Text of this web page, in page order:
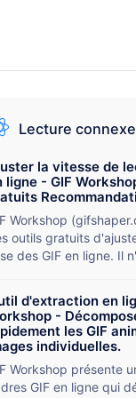
Lecture connexe
la vitesse de
ligne - GIF
Workshop
outils gratuits
des GIF en ligne. Il
volumineux de 1
l'utilisation est
par seconde sont
professionnelles
les
d'extraction en
-
les GIF
individuelles.
Workshop présente
GIF en ligne qui